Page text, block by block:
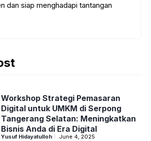
dan siap menghadapi tantangan
Workshop Strategi Pemasaran
Digital untuk UMKM di Serpong
Tangerang Selatan: Meningkatkan
Bisnis Anda di Era Digital
Yusuf Hidayatulloh June 4, 2025